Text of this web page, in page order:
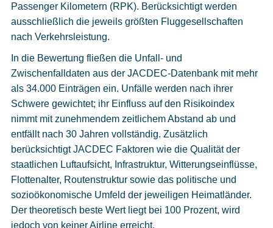
Passenger Kilometern (RPK). Berücksichtigt werden
ausschließlich die jeweils größten Fluggesellschaften
nach Verkehrsleistung.
In die Bewertung fließen die Unfall- und
Zwischenfalldaten aus der JACDEC-Datenbank mit mehr
als 34.000 Einträgen ein. Unfälle werden nach ihrer
Schwere gewichtet; ihr Einfluss auf den Risikoindex
nimmt mit zunehmendem zeitlichem Abstand ab und
entfällt nach 30 Jahren vollständig. Zusätzlich
berücksichtigt JACDEC Faktoren wie die Qualität der
staatlichen Luftaufsicht, Infrastruktur, Witterungseinflüsse,
Flottenalter, Routenstruktur sowie das politische und
sozioökonomische Umfeld der jeweiligen Heimatländer.
Der theoretisch beste Wert liegt bei 100 Prozent, wird
jedoch von keiner Airline erreicht.